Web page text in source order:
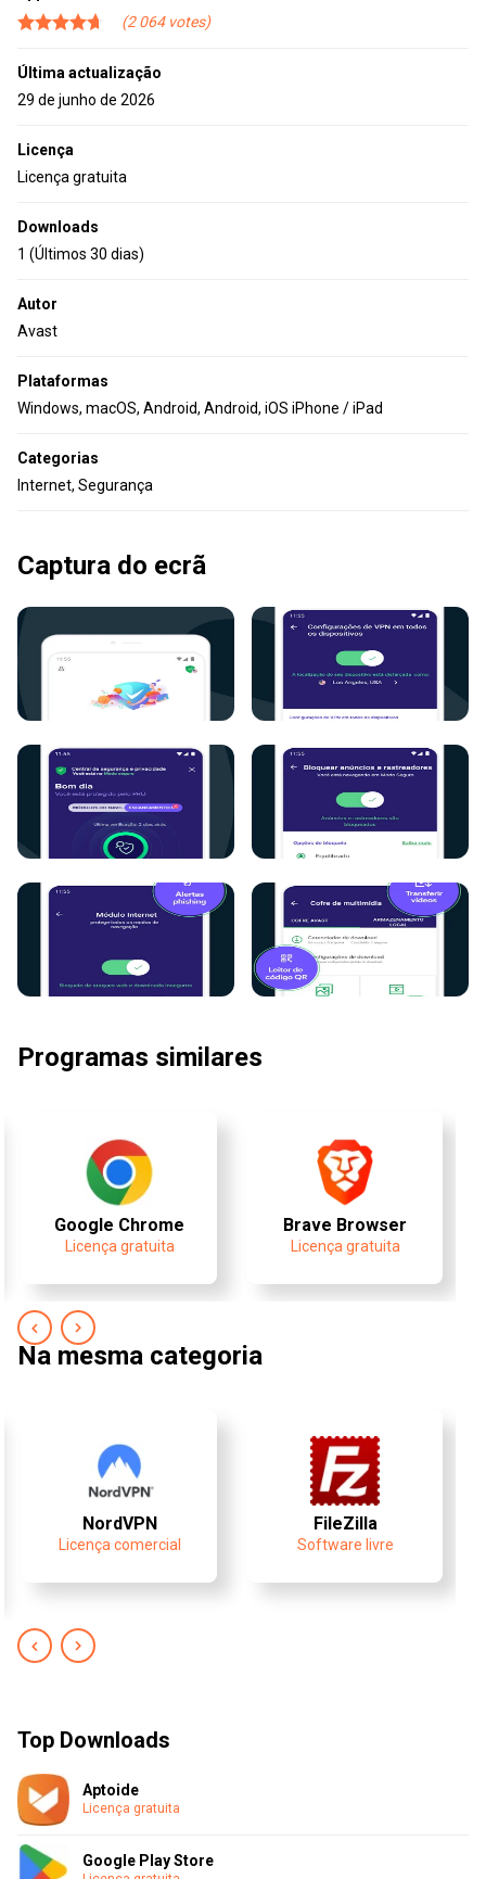
2 064
Última actualização
29 de junho de 2026
Licença
Licença gratuita
Downloads
1 (Últimos 30 dias)
Autor
Avast
Plataformas
Windows, macOS, Android, Android, iOS iPhone / iPad
Categorias
Internet, Segurança
Captura do ecrã
Programas similares
Google Chrome
Licença gratuita
Brave Browser
Licença gratuita
Na mesma categoria
NordVPN
Licença comercial
FileZilla
Software livre
Top Downloads
Aptoide
Licença gratuita
Google Play Store